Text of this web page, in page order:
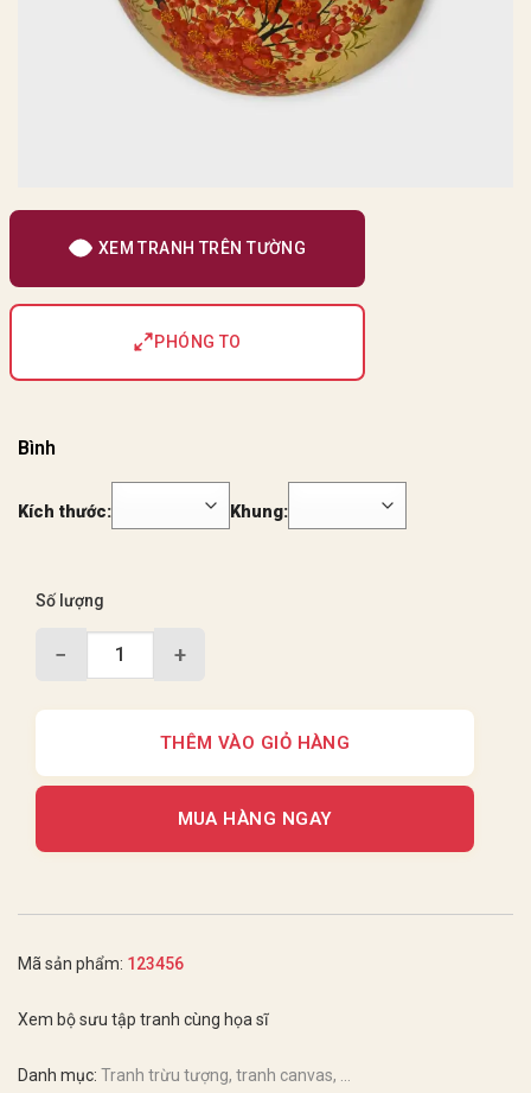
XEM TRANH TRÊN TƯỜNG
PHÓNG TO
Bình
Kích thước: Khung:
Số lượng
− +
THÊM VÀO GIỎ HÀNG
MUA HÀNG NGAY
Mã sản phẩm: 123456
Xem bộ sưu tập tranh cùng họa sĩ
Danh mục: Tranh trừu tượng, tranh canvas, ...